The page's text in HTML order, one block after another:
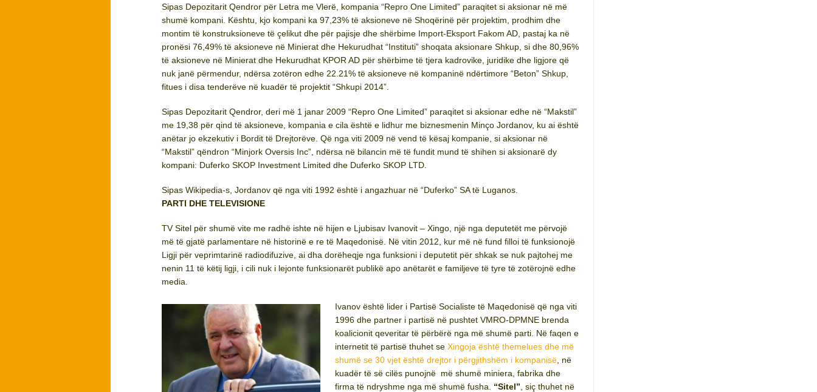
Sipas Depozitarit Qendror për Letra me Vlerë, kompania “Repro One Limited” paraqitet si aksionar në më
shumë kompani. Kështu, kjo kompani ka 97,23% të aksioneve në Shoqërinë për projektim, prodhim dhe
montim të konstruksioneve të çelikut dhe për pajisje dhe shërbime Import-Eksport Fakom AD, pastaj ka në
pronësi 76,49% të aksioneve në Minierat dhe Hekurudhat “Instituti” shoqata aksionare Shkup, si dhe 80,96%
të aksioneve në Minierat dhe Hekurudhat KPOR AD për shërbime të tjera kadrovike, juridike dhe ligjore që
nuk janë përmendur, ndërsa zotëron edhe 22.21% të aksioneve në kompaninë ndërtimore “Beton” Shkup,
fitues i disa tenderëve në kuadër të projektit “Shkupi 2014”.
Sipas Depozitarit Qendror, deri më 1 janar 2009 “Repro One Limited” paraqitet si aksionar edhe në “Makstil”
me 19,38 për qind të aksioneve, kompania e cila është e lidhur me biznesmenin Minço Jordanov, ku ai është
anëtar jo ekzekutiv i Bordit të Drejtorëve. Që nga viti 2009 në vend të kësaj kompanie, si aksionar në
“Makstil” qëndron “Minjork Oversis Inc”, ndërsa në bilancin më të fundit mund të shihen si aksionarë dy
kompani: Duferko SKOP Investment Limited dhe Duferko SKOP LTD.
Sipas Wikipedia-s, Jordanov që nga viti 1992 është i angazhuar në “Duferko” SA të Luganos.
PARTI DHE TELEVISIONE
TV Sitel për shumë vite me radhë ishte në hijen e Ljubisav Ivanovit – Xingo, një nga deputetët me përvojë
më të gjatë parlamentare në historinë e re të Maqedonisë. Në vitin 2012, kur më në fund filloi të funksionojë
Ligji për veprimtarinë radiodifuzive, ai dha dorëheqje nga funksioni i deputetit për shkak se nuk pajtohej me
nenin 11 të këtij ligji, i cili nuk i lejonte funksionarët publikë apo anëtarët e familjeve të tyre të zotërojnë edhe
media.
Ivanov është lider i Partisë Socialiste të Maqedonisë që nga viti
1996 dhe partner i partisë në pushtet VMRO-DPMNE brenda
koalicionit qeveritar të përbërë nga më shumë parti. Në faqen e
internetit të partisë thuhet seXingoja është themelues dhe më
shumë se 30 vjet është drejtor i përgjithshëm i kompanisë , në
kuadër të së cilës punojnë më shumë miniera, fabrika dhe
firma të ndryshme nga më shumë fusha. “Sitel” , siç thuhet në